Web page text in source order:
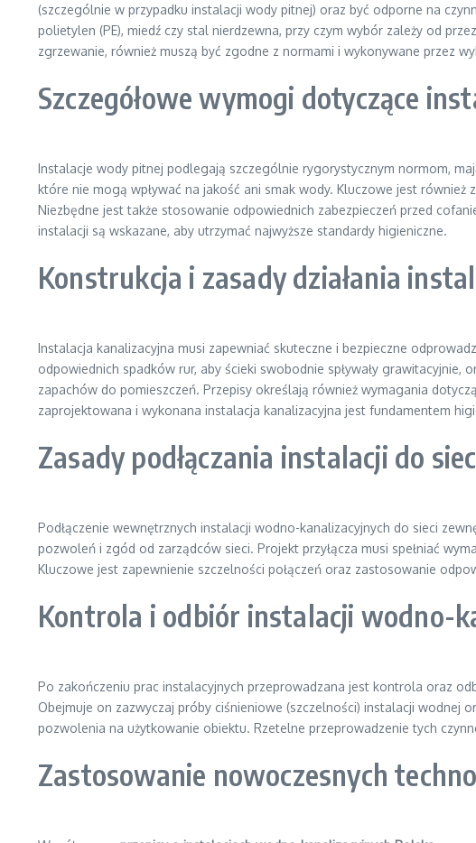
(szczególnie w przypadku instalacji wody pitnej) oraz być odporne na
polietylen (PE), miedź czy stal nierdzewna, przy czym wybór zależy od
zgrzewanie, również muszą być zgodne z normami i wykonywane przez
Szczegółowe wymogi dotyczące
Instalacje wody pitnej podlegają szczególnie rygorystycznym normom,
które nie mogą wpływać na jakość ani smak wody. Kluczowe jest
Niezbędne jest także stosowanie odpowiednich zabezpieczeń przed
instalacji są wskazane, aby utrzymać najwyższe standardy higieniczne.
Konstrukcja i zasady działania
Instalacja kanalizacyjna musi zapewniać skuteczne i bezpieczne
odpowiednich spadków rur, aby ścieki swobodnie spływały
zapachów do pomieszczeń. Przepisy określają również wymagania
zaprojektowana i wykonana instalacja kanalizacyjna jest fundamentem
Zasady podłączania instalacji do
Podłączenie wewnętrznych instalacji wodno-kanalizacyjnych do sieci
pozwoleń i zgód od zarządców sieci. Projekt przyłącza musi spełniać
Kluczowe jest zapewnienie szczelności połączeń oraz zastosowanie
Kontrola i odbiór instalacji wodno-
Po zakończeniu prac instalacyjnych przeprowadzana jest kontrola oraz
Obejmuje on zazwyczaj próby ciśnieniowe (szczelności) instalacji wodnej
pozwolenia na użytkowanie obiektu. Rzetelne przeprowadzenie tych
Zastosowanie nowoczesnych